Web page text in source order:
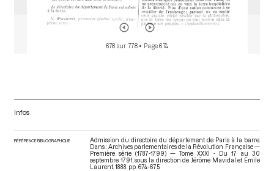
678 sur 778 • Page 674
Infos
RÉFÉRENCE BIBLIOGRAPHIQUE
Admission du directoire du département de Paris à la barre.
Dans : Archives parlementaires de la Révolution Française —
Première série (1787-1799) — Tome XXXI - Du 17 au 30
septembre 1791 , sous la direction de Jérôme Mavidal et Emile
Laurent. 1888. pp. 674-675.